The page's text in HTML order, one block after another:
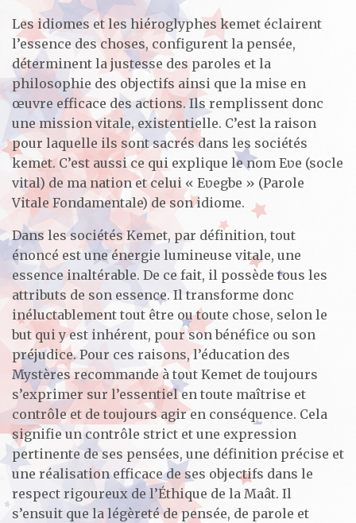
Les idiomes et les hiéroglyphes kemet éclairent
l’essence des choses, configurent la pensée,
déterminent la justesse des paroles et la
philosophie des objectifs ainsi que la mise en
œuvre efficace des actions. Ils remplissent donc
une mission vitale, existentielle. C’est la raison
pour laquelle ils sont sacrés dans les sociétés
kemet. C’est aussi ce qui explique le nom Eʋe (socle
vital) de ma nation et celui « Eʋegbe » (Parole
Vitale Fondamentale) de son idiome.
Dans les sociétés Kemet, par définition, tout
énoncé est une énergie lumineuse vitale, une
essence inaltérable. De ce fait, il possède tous les
attributs de son essence. Il transforme donc
inéluctablement tout être ou toute chose, selon le
but qui y est inhérent, pour son bénéfice ou son
préjudice. Pour ces raisons, l’éducation des
Mystères recommande à tout Kemet de toujours
s’exprimer sur l’essentiel en toute maîtrise et
contrôle et de toujours agir en conséquence. Cela
signifie un contrôle strict et une expression
pertinente de ses pensées, une définition précise et
une réalisation efficace de ses objectifs dans le
respect rigoureux de l’Éthique de la Maât. Il
s’ensuit que la légèreté de pensée, de parole et